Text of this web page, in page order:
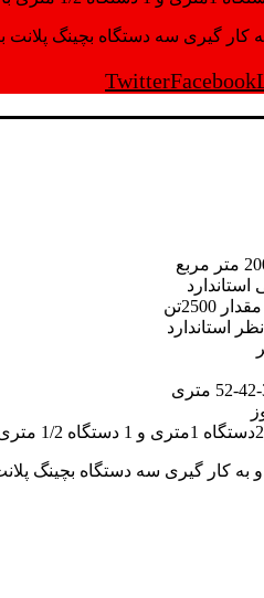
در کنار پرسنل متخصص و پر تلاش واحدهای تولید و ازمایشگاه,بتن با کیفیت را برای واحد
TwitterFacebook
استاندارد